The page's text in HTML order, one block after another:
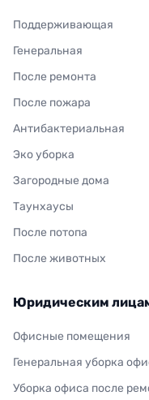
Поддерживающая
Генеральная
После ремонта
После пожара
Антибактериальная
Эко уборка
Загородные дома
Таунхаусы
После потопа
После животных
Юридическим
Офисные помещения
Генеральная уборка
Уборка офиса после